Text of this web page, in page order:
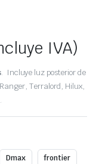
IVA)
. Incluye luz posterior de
Terralord, Hilux,
Dmax frontier